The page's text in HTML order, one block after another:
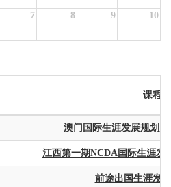
7 8 9 10
课程
澳门国际生涯发展规划
江西第一期NCDA国际生涯发
前途出国生涯发